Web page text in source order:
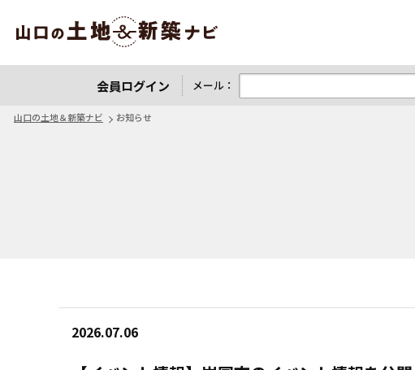
会員ログイン メール：
山口の土地＆新築ナビ お知らせ
2026.07.06